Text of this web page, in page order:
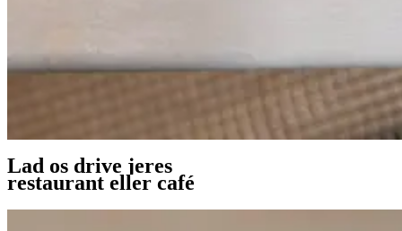
Lad os drive jeres
restaurant eller café